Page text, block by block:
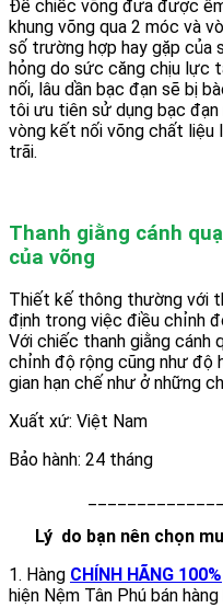
Để chiếc võng đưa được
khung võng qua 2 móc và
số trường hợp hay gặp của
hỏng do sức căng chịu lực
nối, lâu dần bạc đạn sẽ bị
tôi ưu tiên sử dụng bạc
vòng kết nối võng chất liệu
trãi.
Thanh giằng cánh
của võng
Thiết kế thông thường với
định trong việc điều chỉnh
Với chiếc thanh giằng
chỉnh độ rộng cũng như độ
gian hạn chế như ở những
Xuất xứ: Việt Nam
Bảo hành: 24 tháng
Lý do bạn nên chọn
1. Hàng CHÍNH HÃNG 100%
hiện Nệm Tân Phú bán